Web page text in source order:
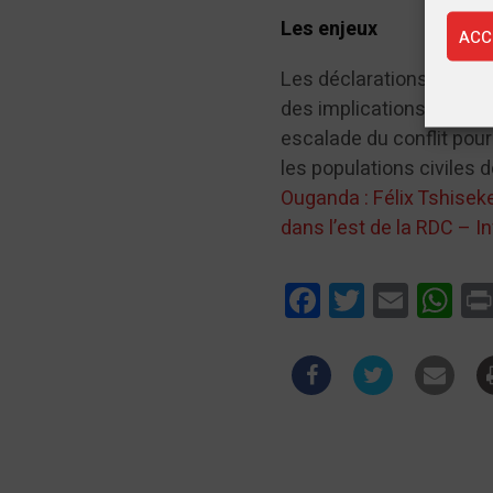
Les enjeux
Les déclarations de
des implications
escalade du conflit
les populations civiles
Ouganda : Félix
dans l’est de la RDC –
FacebookTwitterEmail